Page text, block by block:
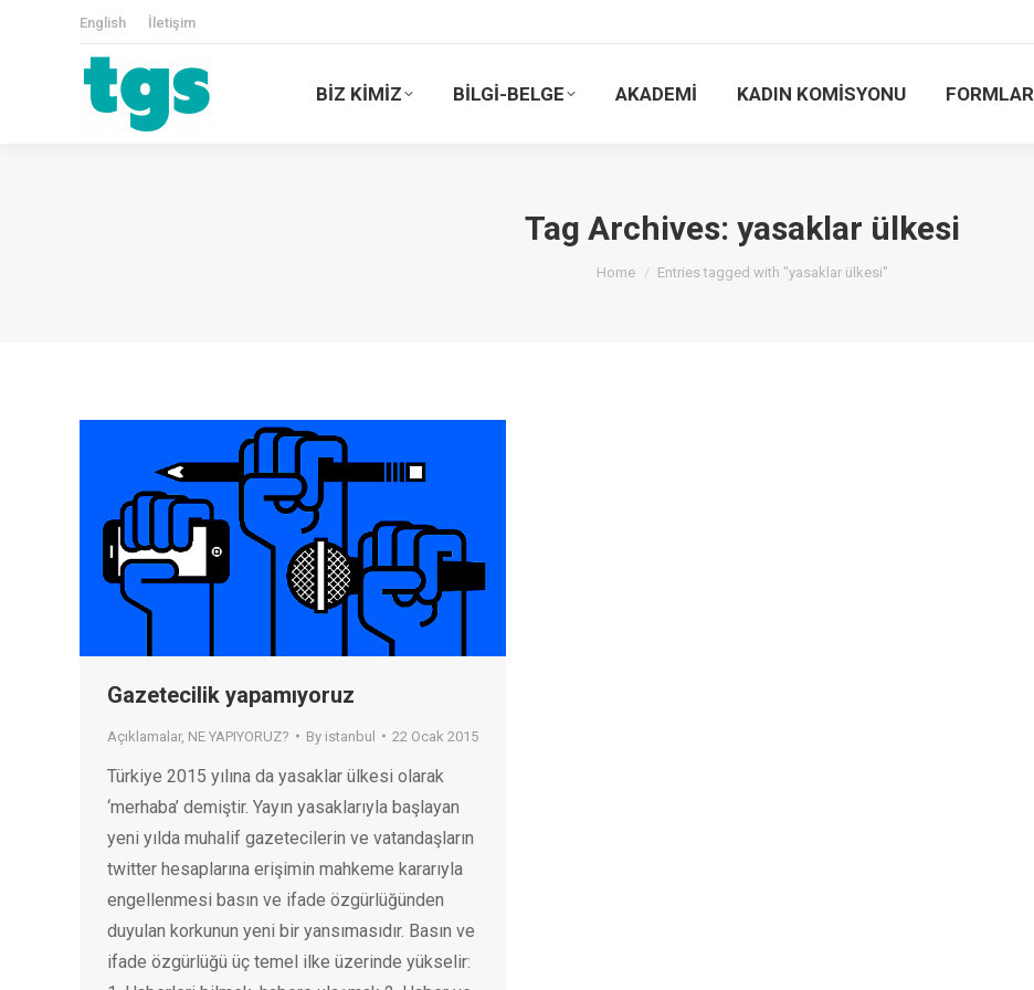
English İletişim
BİZ KİMİZ BİLGİ-BELGE AKADEMİ KADIN KOMİSYONU FORMLAR
Tag Archives: yasaklar ülkesi
You are here:
Home Entries tagged with "yasaklar ülkesi"
Gazetecilik yapamıyoruz
Açıklamalar, NE YAPIYORUZ? By istanbul 22 Ocak 2015
Türkiye 2015 yılına da yasaklar ülkesi olarak
‘merhaba’ demiştir. Yayın yasaklarıyla başlayan
yeni yılda muhalif gazetecilerin ve vatandaşların
twitter hesaplarına erişimin mahkeme kararıyla
engellenmesi basın ve ifade özgürlüğünden
duyulan korkunun yeni bir yansımasıdır. Basın ve
ifade özgürlüğü üç temel ilke üzerinde yükselir: